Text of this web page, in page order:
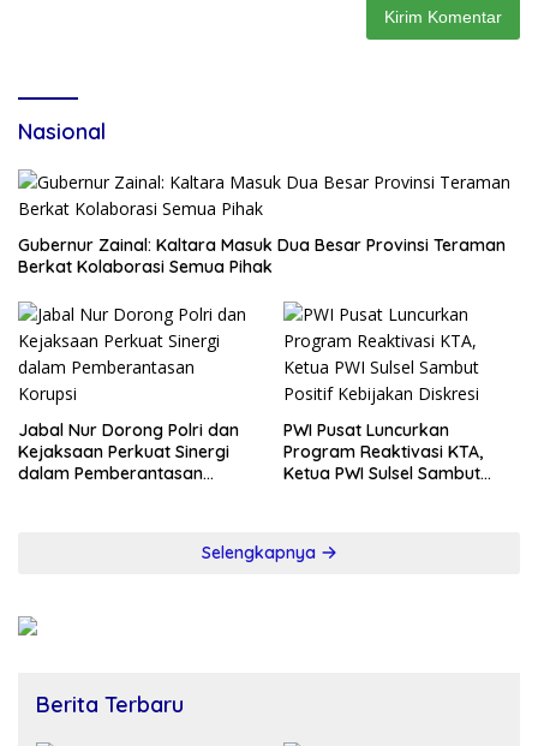
Nasional
Gubernur Zainal: Kaltara Masuk Dua Besar Provinsi Teraman
Berkat Kolaborasi Semua Pihak
Jabal Nur Dorong Polri dan
Kejaksaan Perkuat Sinergi
dalam Pemberantasan
PWI Pusat Luncurkan
Program Reaktivasi KTA,
Ketua PWI Sulsel Sambut
Selengkapnya
Berita Terbaru